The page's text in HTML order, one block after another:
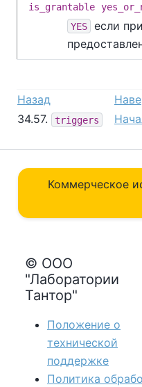
is_grantable
YES
если
Назад
34.57.
triggers
Коммерческое
© ООО
"Лаборатории
Тантор"
Положение о
технической
поддержке
Политика